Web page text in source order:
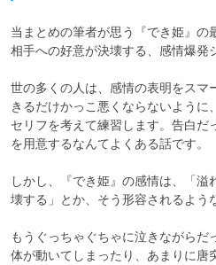
当まとめの筆者が思う『でき姫』の
相手への好意が決壊する、感情爆発
世の多くの人は、感情の表明をスマ
きるだけかっこ悪くならないように
セリフを考えて練習します。告白だ
を用意するなんてよくある話です。
しかし、『でき姫』の感情は、「
壊する」とか、そう形容されるよう
もうぐっちゃぐちゃに泣きながらだ
体が動いてしまったり、あまりに唐